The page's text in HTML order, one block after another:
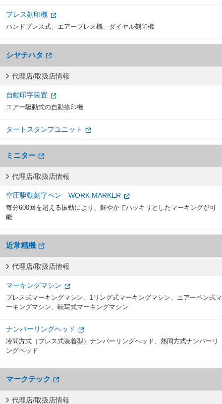
プレス刻印機
ハンドプレス式、エアープレス機、ダイヤル刻印機
シヤチハタ
代理店/取扱店情報
自動印字装置
エアー駆動式の自動捺印機
タートスタンプユニット
ミニター
代理店/取扱店情報
空圧駆動刻字ペン WORK MARKER
毎分600回を超える振動により、鮮やかでハッキリとしたマーキングが可
能
近常精機
代理店/取扱店情報
マーキングマシン
プレス式マーキングマシン、1リング式マーキングマシン、エアーペン式マ
ーキングマシン、転写式マーキングマシン
ナンバーリングヘッド
冷間方式（プレス式装着型）ナンバーリングヘッド、熱間方式ナンバーリ
ングヘッド
マークテック
代理店/取扱店情報